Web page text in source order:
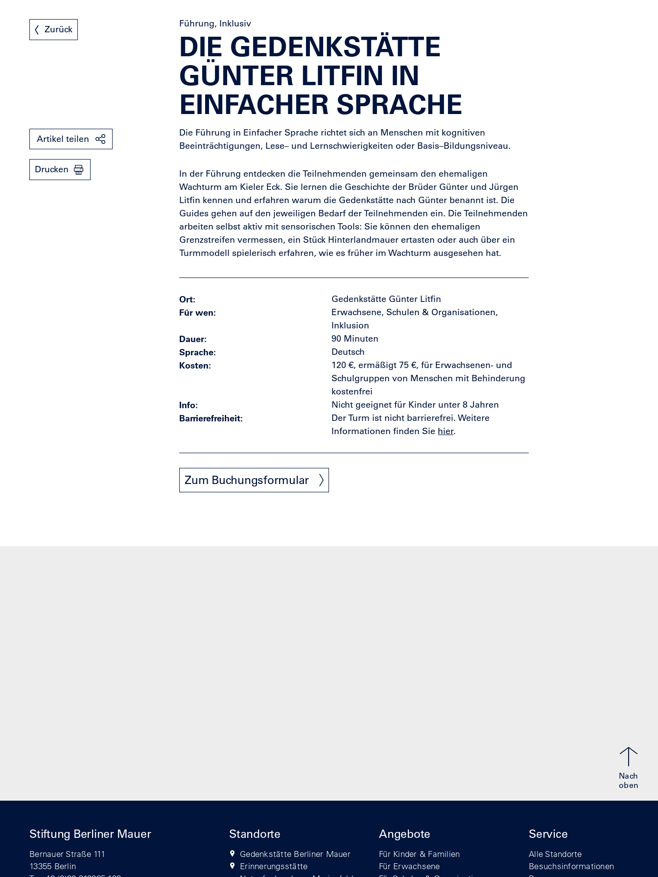
Zurück
Führung, Inklusiv
DIE GEDENKSTÄTTE
GÜNTER LITFIN IN
EINFACHER SPRACHE
Artikel teilen
Drucken
Die Führung in Einfacher Sprache richtet sich an Menschen mit kognitiven
Beeinträchtigungen, Lese– und Lernschwierigkeiten oder Basis–Bildungsniveau.
In der Führung entdecken die Teilnehmenden gemeinsam den ehemaligen
Wachturm am Kieler Eck. Sie lernen die Geschichte der Brüder Günter und Jürgen
Litfin kennen und erfahren warum die Gedenkstätte nach Günter benannt ist. Die
Guides gehen auf den jeweiligen Bedarf der Teilnehmenden ein. Die Teilnehmenden
arbeiten selbst aktiv mit sensorischen Tools: Sie können den ehemaligen
Grenzstreifen vermessen, ein Stück Hinterlandmauer ertasten oder auch über ein
Turmmodell spielerisch erfahren, wie es früher im Wachturm ausgesehen hat.
Ort Gedenkstätte Günter Litfin
Für wen
Erwachsene, Schulen & Organisationen,
Inklusion
Dauer 90 Minuten
Sprache Deutsch
Kosten
120 €, ermäßigt 75 €, für Erwachsenen- und
Schulgruppen von Menschen mit Behinderung
kostenfrei
Info Nicht geeignet für Kinder unter 8 Jahren
Barrierefreiheit
Der Turm ist nicht barrierefrei. Weitere
Informationen finden Sie hier.
Zum Buchungsformular
Nach
oben
Stiftung Berliner Mauer
Bernauer Straße 111
13355 Berlin
Standorte
Gedenkstätte Berliner Mauer
Erinnerungsstätte
Angebote
Für Kinder & Familien
Für Erwachsene
Service
Alle Standorte
Besuchsinformationen